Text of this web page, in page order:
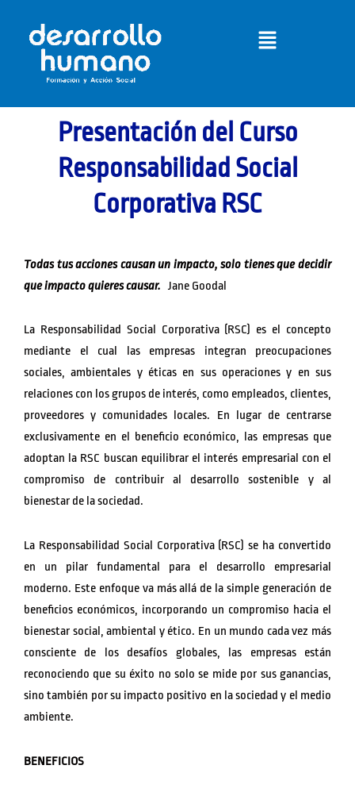
contenido
Menú
Presentación del Curso
Responsabilidad Social
Corporativa RSC
Todas tus acciones causan un impacto, solo tienes que decidir
que impacto quieres causar. Jane Goodal
La Responsabilidad Social Corporativa (RSC) es el concepto
mediante el cual las empresas integran preocupaciones
sociales, ambientales y éticas en sus operaciones y en sus
relaciones con los grupos de interés, como empleados, clientes,
proveedores y comunidades locales. En lugar de centrarse
exclusivamente en el beneficio económico, las empresas que
adoptan la RSC buscan equilibrar el interés empresarial con el
compromiso de contribuir al desarrollo sostenible y al
bienestar de la sociedad.
La Responsabilidad Social Corporativa (RSC) se ha convertido
en un pilar fundamental para el desarrollo empresarial
moderno. Este enfoque va más allá de la simple generación de
beneficios económicos, incorporando un compromiso hacia el
bienestar social, ambiental y ético. En un mundo cada vez más
consciente de los desafíos globales, las empresas están
reconociendo que su éxito no solo se mide por sus ganancias,
sino también por su impacto positivo en la sociedad y el medio
ambiente.
BENEFICIOS